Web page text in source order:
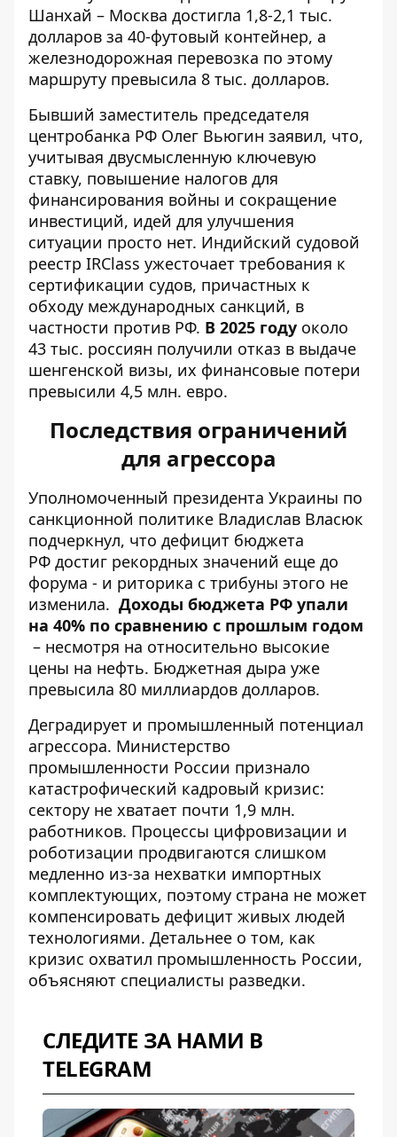
Шанхай – Москва достигла 1,8-2,1 тыс.
долларов за 40-футовый контейнер, а
железнодорожная перевозка по этому
маршруту превысила 8 тыс. долларов.
Бывший заместитель председателя
центробанка РФ Олег Вьюгин заявил, что,
учитывая двусмысленную ключевую
ставку, повышение налогов для
финансирования войны и сокращение
инвестиций, идей для улучшения
ситуации просто нет. Индийский судовой
реестр IRClass ужесточает требования к
сертификации судов, причастных к
обходу международных санкций, в
частности против РФ. В 2025 году около
43 тыс. россиян получили отказ в выдаче
шенгенской визы, их финансовые потери
превысили 4,5 млн. евро.
Последствия ограничений
для агрессора
Уполномоченный президента Украины по
санкционной политике Владислав Власюк
подчеркнул, что дефицит бюджета
РФ достиг рекордных значений еще до
форума - и риторика с трибуны этого не
изменила. Доходы бюджета РФ упали
на 40% по сравнению с прошлым годом
– несмотря на относительно высокие
цены на нефть. Бюджетная дыра уже
превысила 80 миллиардов долларов.
Деградирует и промышленный потенциал
агрессора. Министерство
промышленности России признало
катастрофический кадровый кризис:
сектору не хватает почти 1,9 млн.
работников. Процессы цифровизации и
роботизации продвигаются слишком
медленно из-за нехватки импортных
комплектующих, поэтому страна не может
компенсировать дефицит живых людей
технологиями. Детальнее о том, как
кризис охватил промышленность России,
объясняют специалисты разведки.
СЛЕДИТЕ ЗА НАМИ В
TELEGRAM